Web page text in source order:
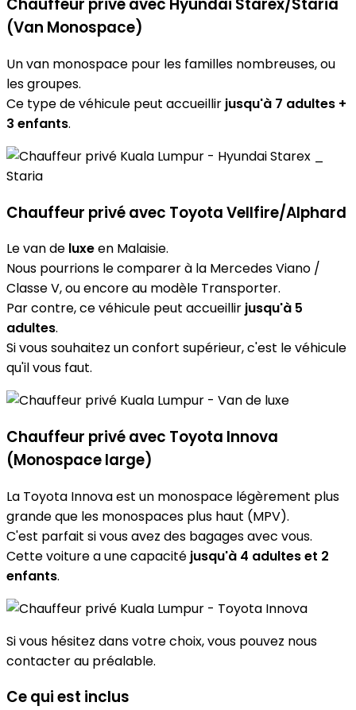
Chauffeur privé avec Hyundai Starex/Staria
(Van Monospace)
Un van monospace pour les familles nombreuses, ou
les groupes.
Ce type de véhicule peut accueillir jusqu'à 7 adultes +
3 enfants.
Chauffeur privé avec Toyota Vellfire/Alphard
Le van de luxeen Malaisie.
Nous pourrions le comparer à la Mercedes Viano /
Classe V, ou encore au modèle Transporter.
Par contre, ce véhicule peut accueillir jusqu'à 5
adultes.
Si vous souhaitez un confort supérieur, c'est le véhicule
qu'il vous faut.
Chauffeur privé avec Toyota Innova
(Monospace large)
La Toyota Innova est un monospace légèrement plus
grande que les monospaces plus haut (MPV).
C'est parfait si vous avez des bagages avec vous.
Cette voiture a une capacité jusqu'à 4 adultes et 2
enfants.
Si vous hésitez dans votre choix, vous pouvez nous
contacter au préalable.
Ce qui est inclus